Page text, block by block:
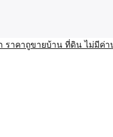
และAI โ
สอสังหา
ขายที่ดิน เว็บประกาศ โพส